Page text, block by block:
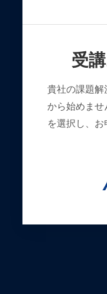
受
貴社の課題解
から始めませ
を選択し、